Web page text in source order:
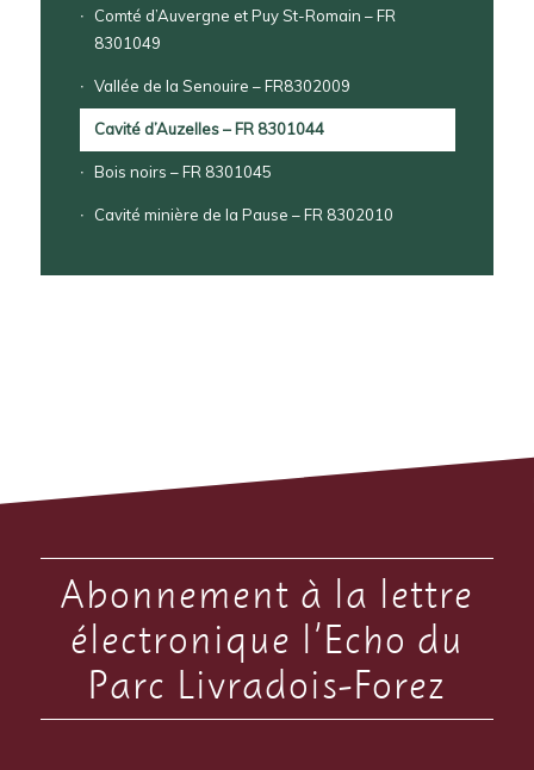
Comté d’Auvergne et Puy St-Romain – FR
8301049
Vallée de la Senouire – FR8302009
Cavité d’Auzelles – FR 8301044
Bois noirs – FR 8301045
Cavité minière de la Pause – FR 8302010
Abonnement à la lettre
électronique l’Echo du
Parc Livradois-Forez